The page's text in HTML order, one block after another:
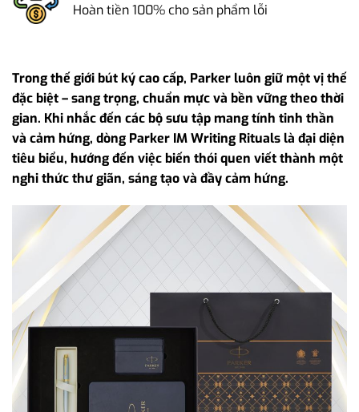
Hoàn tiền 100% cho sản phẩm lỗi
Trong thế giới bút ký cao cấp, Parker luôn giữ một vị thế
đặc biệt – sang trọng, chuẩn mực và bền vững theo thời
gian. Khi nhắc đến các bộ sưu tập mang tính tinh thần
và cảm hứng, dòng Parker IM Writing Rituals là đại diện
tiêu biểu, hướng đến việc biến thói quen viết thành một
nghi thức thư giãn, sáng tạo và đầy cảm hứng.